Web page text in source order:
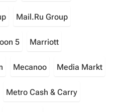
Mail.Ru Group
5 Marriott
Mecanoo Media Markt
Metro Cash & Carry